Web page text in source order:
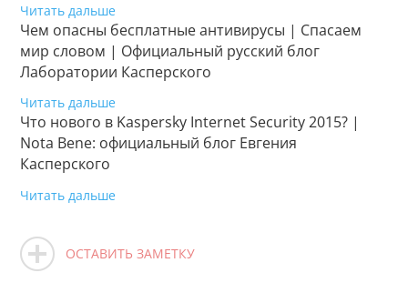
Читать дальше
Чем опасны бесплатные антивирусы | Спасаем
мир словом | Официальный русский блог
Лаборатории Касперского
Читать дальше
Что нового в Kaspersky Internet Security 2015? |
Nota Bene: официальный блог Евгения
Касперского
Читать дальше
ОСТАВИТЬ ЗАМЕТКУ